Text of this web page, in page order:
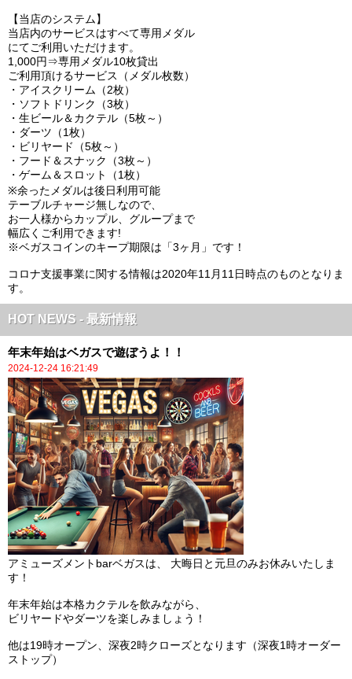
【当店のシステム】
当店内のサービスはすべて専用メダル
にてご利用いただけます。
1,000円⇒専用メダル10枚貸出
ご利用頂けるサービス（メダル枚数）
・アイスクリーム（2枚）
・ソフトドリンク（3枚）
・生ビール＆カクテル（5枚～）
・ダーツ（1枚）
・ビリヤード（5枚～）
・フード＆スナック（3枚～）
・ゲーム＆スロット（1枚）
※余ったメダルは後日利用可能
テーブルチャージ無しなので、
お一人様からカップル、グループまで
幅広くご利用できます!
※ベガスコインのキープ期限は「3ヶ月」です！
コロナ支援事業に関する情報は2020年11月11日時点のものとなりま
す。
HOT NEWS - 最新情報
年末年始はベガスで遊ぼうよ！！
2024-12-24 16:21:49
アミューズメントbarベガスは、 大晦日と元旦のみお休みいたしま
す！
年末年始は本格カクテルを飲みながら、
ビリヤードやダーツを楽しみましょう！
他は19時オープン、深夜2時クローズとなります（深夜1時オーダー
ストップ）